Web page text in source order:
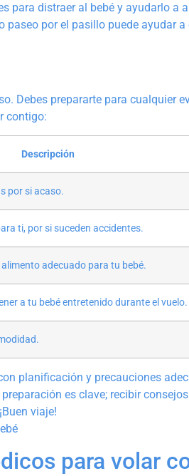
para distraer al bebé y ayudarlo a
paseo por el pasillo puede ayudar
Debes prepararte para cualquier
contigo:
Descripción
por si acaso.
ti, por si suceden accidentes.
adecuado para tu bebé.
a tu bebé entretenido durante el vuelo.
planificación y precauciones
es clave; recibir
viaje!
para volar